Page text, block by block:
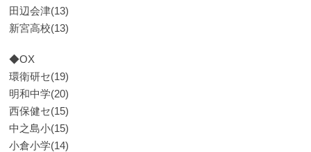
田辺会津(13)
新宮高校(13)
◆OX
環衛研セ(19)
明和中学(20)
西保健セ(15)
中之島小(15)
小倉小学(14)